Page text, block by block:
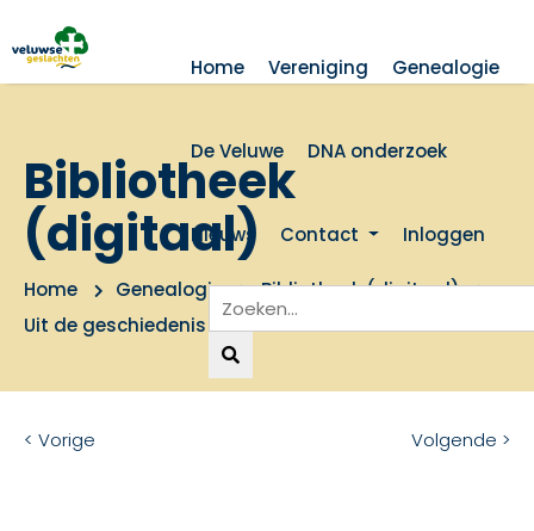
Home Vereniging Genealogie
De Veluwe DNA onderzoek
Nieuws Contact Inloggen
Bibliotheek
(digitaal)
Home Genealogie
Bibliotheek (digitaal)
Uit de geschiedenis van hervormd Putten
< Vorige Volgende >